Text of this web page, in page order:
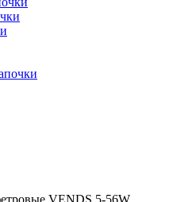
VENDS 5-56W